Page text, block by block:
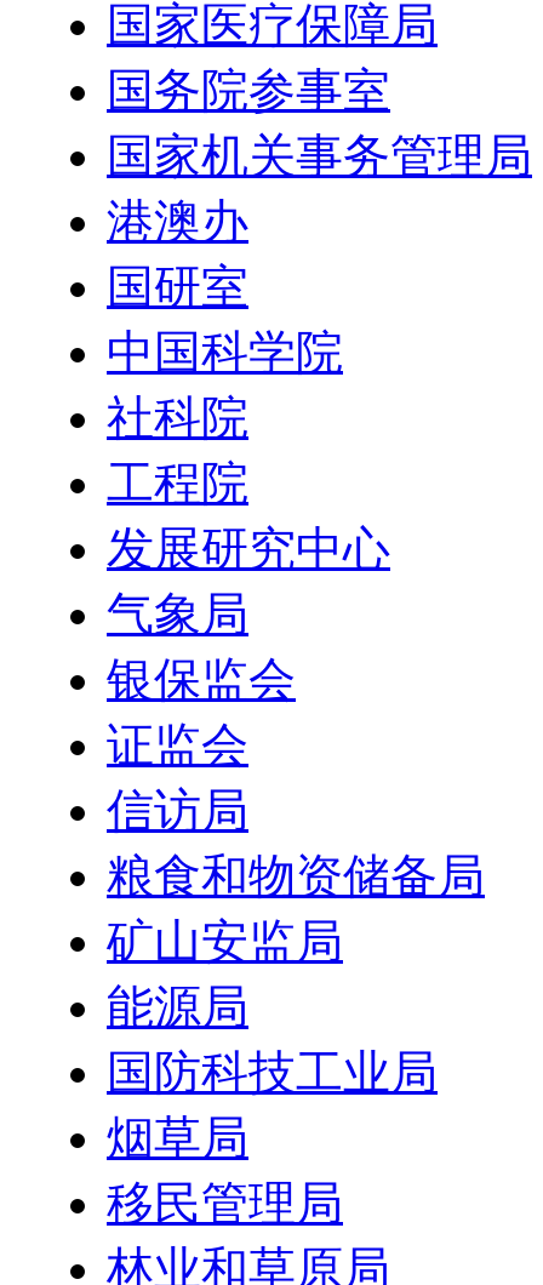
国家医疗保障局
国务院参事室
国家机关事务管理局
港澳办
国研室
中国科学院
社科院
工程院
发展研究中心
气象局
银保监会
证监会
信访局
粮食和物资储备局
矿山安监局
能源局
国防科技工业局
烟草局
移民管理局
林业和草原局